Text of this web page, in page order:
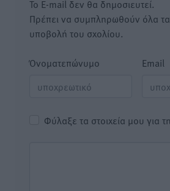
Το E-mail δεν θα δημοσιευτεί.
Πρέπει να συμπληρωθούν όλα τα
υποβολή του σχολίου.
Όνοματεπώνυμο Email
Φύλαξε τα στοιχεία μου για